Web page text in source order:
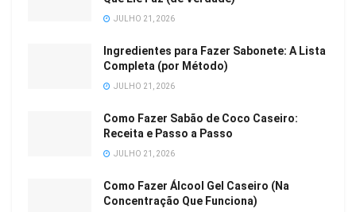
JULHO 21, 2026
Ingredientes para Fazer Sabonete: A Lista
Completa (por Método)
JULHO 21, 2026
Como Fazer Sabão de Coco Caseiro:
Receita e Passo a Passo
JULHO 21, 2026
Como Fazer Álcool Gel Caseiro (Na
Concentração Que Funciona)